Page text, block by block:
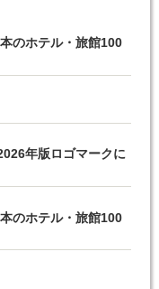
のホテル・旅館100
年版ロゴマークに
のホテル・旅館100